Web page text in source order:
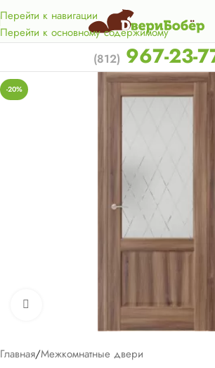
Перейти к навигации
Перейти к основному содержимому
км. от КАД.
(812) 967-23-
-20%
Нажмите, чтобы увеличить
Главная/Межкомнатные двери